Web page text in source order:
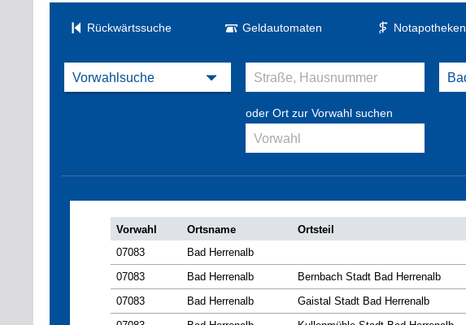
Rückwärtssuche Geldautomaten Notapotheken
oder Ort zur Vorwahl suchen
Vorwahl Ortsname Ortsteil
07083
Bad Herrenalb
07083
Bad Herrenalb Bernbach Stadt Bad Herrenalb
07083
Bad Herrenalb Gaistal Stadt Bad Herrenalb